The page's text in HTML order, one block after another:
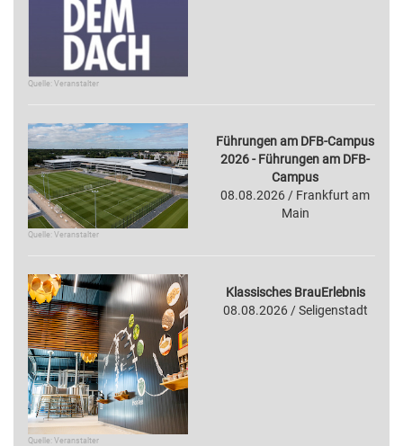
Quelle: Veranstalter
Quelle: Veranstalter
Führungen am DFB-Campus
2026 - Führungen am DFB-
Campus
08.08.2026 / Frankfurt am
Main
Quelle: Veranstalter
Klassisches BrauErlebnis
08.08.2026 / Seligenstadt